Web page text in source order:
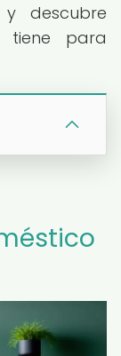
y descubre
tiene para